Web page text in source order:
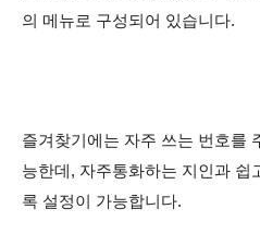
의 메뉴로 구성되어 있습니다.
즐겨찾기에는 자주 쓰는 번호를
능한데, 자주통화하는 지인과 쉽
록 설정이 가능합니다.